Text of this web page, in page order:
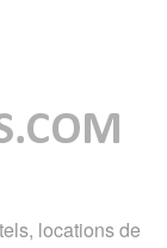
locations de